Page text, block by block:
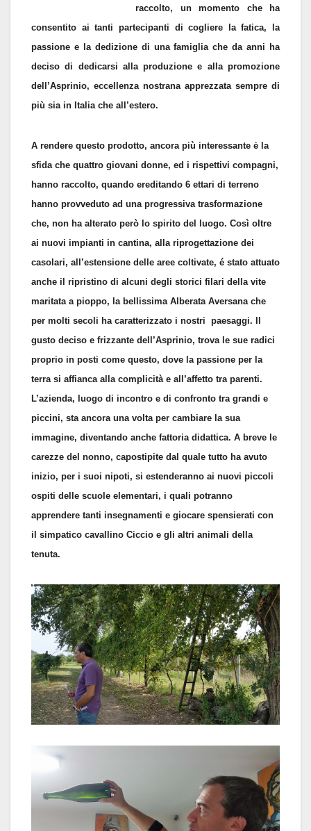
raccolto, un momento che ha
consentito ai tanti partecipanti di cogliere la fatica, la
passione e la dedizione di una famiglia che da anni ha
deciso di dedicarsi alla produzione e alla promozione
dell’Asprinio, eccellenza nostrana apprezzata sempre di
più sia in Italia che all’estero.
A rendere questo prodotto, ancora più interessante ė la
sfida che quattro giovani donne, ed i rispettivi compagni,
hanno raccolto, quando ereditando 6 ettari di terreno
hanno provveduto ad una progressiva trasformazione
che, non ha alterato però lo spirito del luogo. Così oltre
ai nuovi impianti in cantina, alla riprogettazione dei
casolari, all’estensione delle aree coltivate, é stato attuato
anche il ripristino di alcuni degli storici filari della vite
maritata a pioppo, la bellissima Alberata Aversana che
per molti secoli ha caratterizzato i nostri paesaggi. Il
gusto deciso e frizzante dell’Asprinio, trova le sue radici
proprio in posti come questo, dove la passione per la
terra si affianca alla complicità e all’affetto tra parenti.
L’azienda, luogo di incontro e di confronto tra grandi e
piccini, sta ancora una volta per cambiare la sua
immagine, diventando anche fattoria didattica. A breve le
carezze del nonno, capostipite dal quale tutto ha avuto
inizio, per i suoi nipoti, si estenderanno ai nuovi piccoli
ospiti delle scuole elementari, i quali potranno
apprendere tanti insegnamenti e giocare spensierati con
il simpatico cavallino Ciccio e gli altri animali della
tenuta.